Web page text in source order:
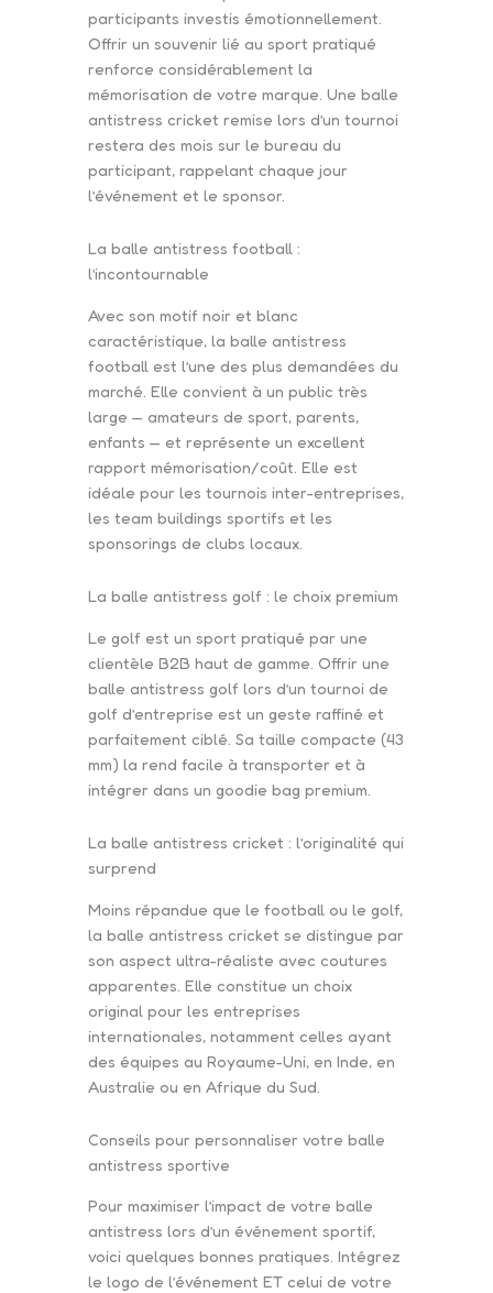
participants investis émotionnellement.
Offrir un souvenir lié au sport pratiqué
renforce considérablement la
mémorisation de votre marque. Une balle
antistress cricket remise lors d’un tournoi
restera des mois sur le bureau du
participant, rappelant chaque jour
l’événement et le sponsor.
La balle antistress football :
l’incontournable
Avec son motif noir et blanc
caractéristique, la balle antistress
football est l’une des plus demandées du
marché. Elle convient à un public très
large — amateurs de sport, parents,
enfants — et représente un excellent
rapport mémorisation/coût. Elle est
idéale pour les tournois inter-entreprises,
les team buildings sportifs et les
sponsorings de clubs locaux.
La balle antistress golf : le choix premium
Le golf est un sport pratiqué par une
clientèle B2B haut de gamme. Offrir une
balle antistress golf lors d’un tournoi de
golf d’entreprise est un geste raffiné et
parfaitement ciblé. Sa taille compacte (43
mm) la rend facile à transporter et à
intégrer dans un goodie bag premium.
La balle antistress cricket : l’originalité qui
surprend
Moins répandue que le football ou le golf,
la balle antistress cricket se distingue par
son aspect ultra-réaliste avec coutures
apparentes. Elle constitue un choix
original pour les entreprises
internationales, notamment celles ayant
des équipes au Royaume-Uni, en Inde, en
Australie ou en Afrique du Sud.
Conseils pour personnaliser votre balle
antistress sportive
Pour maximiser l’impact de votre balle
antistress lors d’un événement sportif,
voici quelques bonnes pratiques. Intégrez
le logo de l’événement ET celui de votre